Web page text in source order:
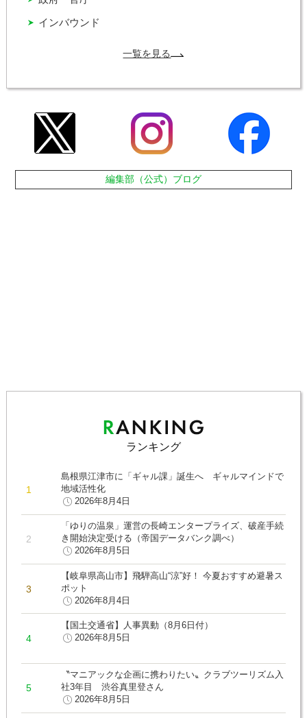
インバウンド
一覧を見る
編集部（公式）ブログ
ランキング
島根県江津市に「ギャル課」誕生へ ギャルマインドで
地域活性化
2026年8月4日
「ゆりの温泉」運営の長崎エンタープライズ、破産手続
き開始決定受ける（帝国データバンク調べ）
2026年8月5日
【岐阜県高山市】飛騨高山“涼”好！ 今夏おすすめ避暑ス
ポット
2026年8月4日
【国土交通省】人事異動（8月6日付）
2026年8月5日
〝マニアックな企画に携わりたい〟クラブツーリズム入
社3年目 渋谷真里登さん
2026年8月5日